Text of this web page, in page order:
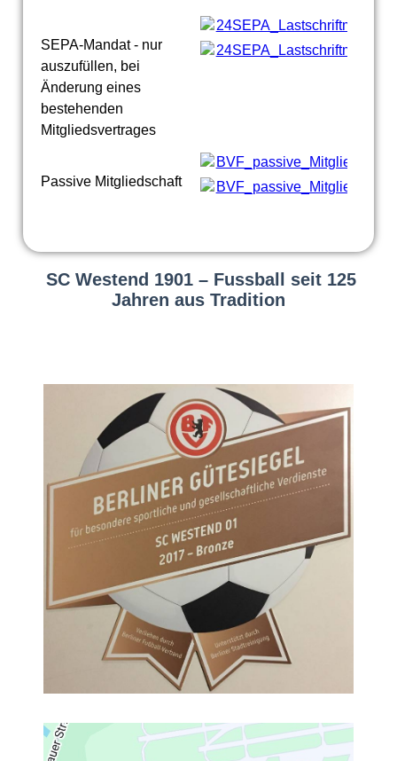
SEPA-Mandat - nur
auszufüllen, bei
Änderung eines
bestehenden
Mitgliedsvertrages
Passive Mitgliedschaft
SC Westend 1901 – Fussball seit 125
Jahren aus Tradition